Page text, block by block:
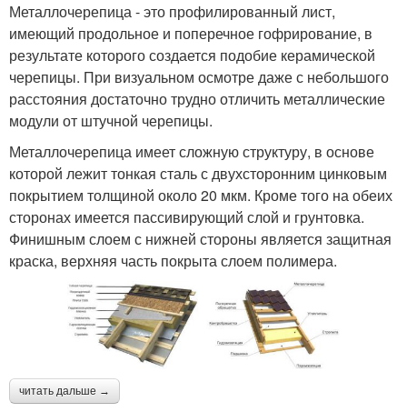
Металлочерепица - это профилированный лист,
имеющий продольное и поперечное гофрирование, в
результате которого создается подобие керамической
черепицы. При визуальном осмотре даже с небольшого
расстояния достаточно трудно отличить металлические
модули от штучной черепицы.
Металлочерепица имеет сложную структуру, в основе
которой лежит тонкая сталь с двухсторонним цинковым
покрытием толщиной около 20 мкм. Кроме того на обеих
сторонах имеется пассивирующий слой и грунтовка.
Финишным слоем с нижней стороны является защитная
краска, верхняя часть покрыта слоем полимера.
читать дальше →